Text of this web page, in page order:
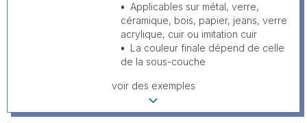
Applicables sur métal, verre,
céramique, bois, papier, jeans, verre
acrylique, cuir ou imitation cuir
La couleur finale dépend de celle
de la sous-couche
voir des exemples